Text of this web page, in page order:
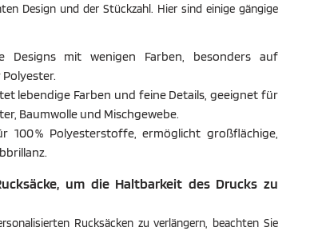
Design und der Stückzahl. Hier sind einige gängige
Designs mit wenigen Farben, besonders auf
lebendige Farben und feine Details, geeignet für
Baumwolle und Mischgewebe.​
100 % Polyesterstoffe, ermöglicht großflächige,
um die Haltbarkeit des Drucks zu
Rucksäcken zu verlängern, beachten Sie